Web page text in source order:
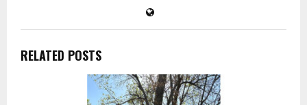
RELATED POSTS